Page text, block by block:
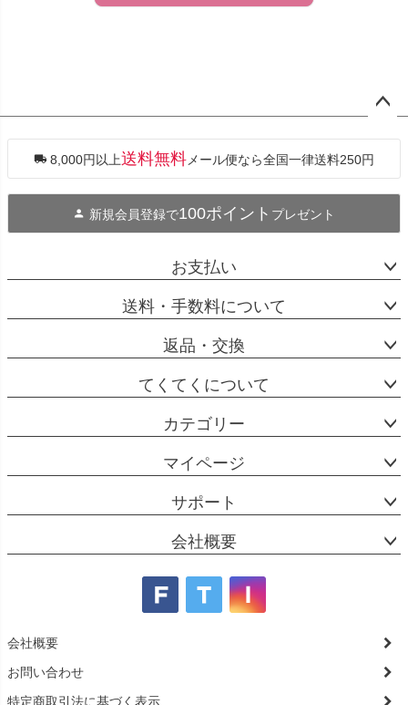
ジト
へ
8,000円以上送料無料 メール便なら全国一律送料250円
新規会員登録で100ポイント プレゼント
お支払い
送料・手数料について
返品・交換
てくてくについて
カテゴリー
マイページ
サポート
会社概要
会社概要
お問い合わせ
特定商取引法に基づく表示